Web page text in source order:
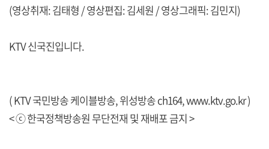
(영상취재: 김태형 / 영상편집: 김세원 / 영상그래픽: 김민지)
KTV 신국진입니다.
( KTV 국민방송 케이블방송, 위성방송 ch164,www.ktv.go.kr)
< ⓒ 한국정책방송원 무단전재 및 재배포 금지 >